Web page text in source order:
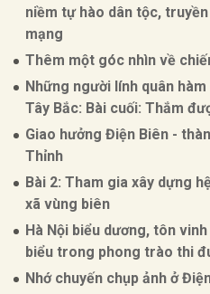
niềm tự hào dân tộc,
mạng
Thêm một góc nhìn về
Những người lính quân
Tây Bắc: Bài cuối: Thắm
Giao hưởng Điện Biên -
Thỉnh
Bài 2: Tham gia xây dựng
xã vùng biên
Hà Nội biểu dương, tôn
biểu trong phong trào thi
Nhớ chuyến chụp ảnh ở